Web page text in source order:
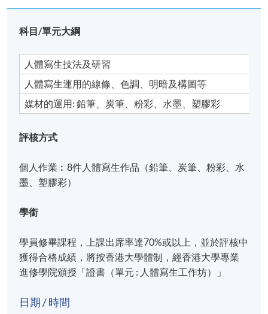
科目/單元大綱
人體寫生技法及研習
人體寫生運用的線條、色調、明暗及構圖等
媒材的運用: 鉛筆、炭筆、粉彩、水墨、塑膠彩
評核方式
個人作業︰8件人體寫生作品（鉛筆、炭筆、粉彩、水
墨、塑膠彩）
學銜
學員修畢課程，上課出席率達70%或以上，並於評核中
獲得合格成績，將按香港大學體制，經香港大學專業
進修學院頒授「證書（單元 : 人體寫生工作坊）」
日期 / 時間